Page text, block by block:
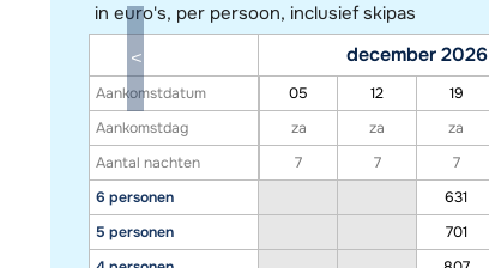
in euro's, per persoon, inclusief skipas
Aankomstdatum
Aankomstdag
Aantal nachten
6 personen
5 personen
december 2026
05 12 19
za
za za
7
7 7
631
701